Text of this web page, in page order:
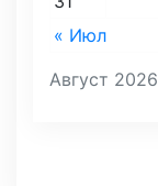
Август 2026
« Июл